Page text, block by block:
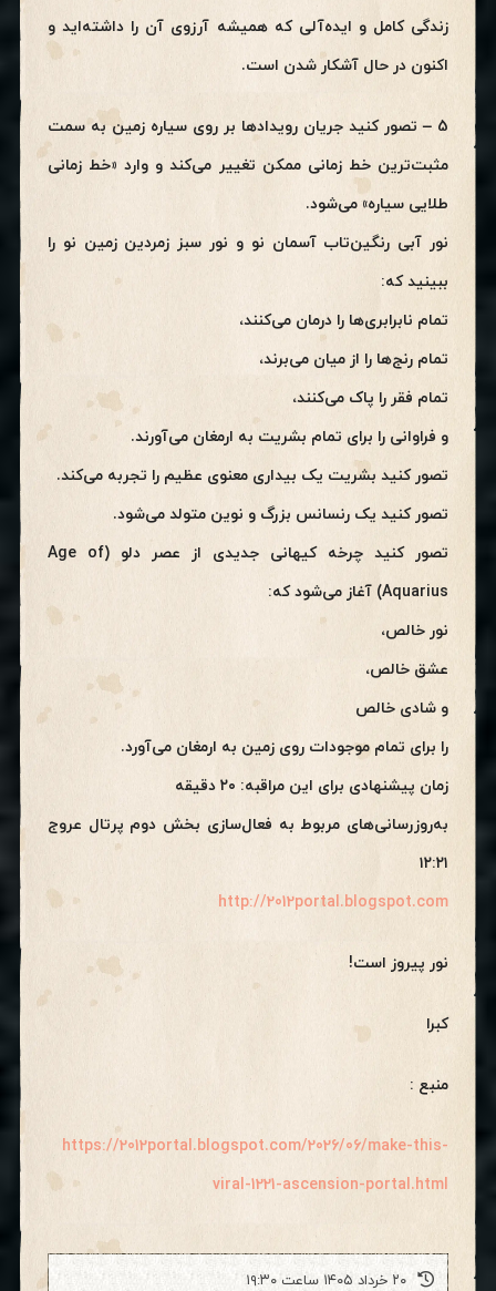
زندگی کامل و ایده‌آلی که همیشه آرزوی آن را داشته‌اید و
اکنون در حال آشکار شدن است.
5 – تصور کنید جریان رویدادها بر روی سیاره زمین به سمت
مثبت‌ترین خط زمانی ممکن تغییر می‌کند و وارد «خط زمانی
طلایی سیاره» می‌شود.
نور آبی رنگین‌تاب آسمان نو و نور سبز زمردین زمین نو را
ببینید که:
تمام نابرابری‌ها را درمان می‌کنند،
تمام رنج‌ها را از میان می‌برند،
تمام فقر را پاک می‌کنند،
و فراوانی را برای تمام بشریت به ارمغان می‌آورند.
تصور کنید بشریت یک بیداری معنوی عظیم را تجربه می‌کند.
تصور کنید یک رنسانس بزرگ و نوین متولد می‌شود.
تصور کنید چرخه کیهانی جدیدی از عصر دلو (Age of
Aquarius) آغاز می‌شود که:
نور خالص،
عشق خالص،
و شادی خالص
را برای تمام موجودات روی زمین به ارمغان می‌آورد.
زمان پیشنهادی برای این مراقبه: ۲۰ دقیقه
به‌روزرسانی‌های مربوط به فعال‌سازی بخش دوم پرتال عروج
۱۲:۲۱
http://2012portal.blogspot.com
نور پیروز است!
کبرا
منبع :
https://2012portal.blogspot.com/2026/06/make-this-
viral-1221-ascension-portal.html
۲۰ خرداد ۱۴۰۵ ساعت ۱۹:۳۰